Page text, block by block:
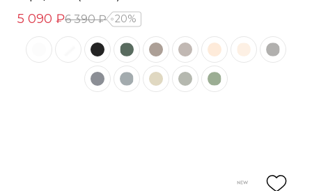
5 090 ₽6 390 ₽ 20%